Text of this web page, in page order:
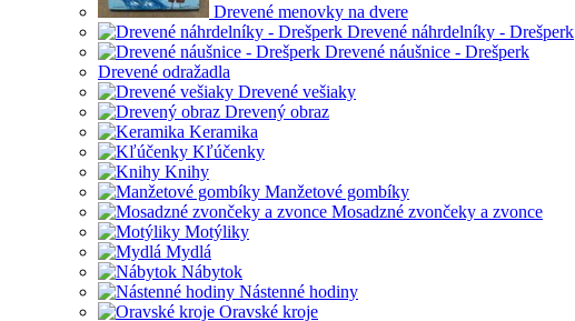
Drevené menovky na dvere
Drevené náhrdelníky - Drešperk
Drevené náušnice - Drešperk
Drevené odražadla
Drevené vešiaky
Drevený obraz
Keramika
Kľúčenky
Knihy
Manžetové gombíky
Mosadzné zvončeky a zvonce
Motýliky
Mydlá
Nábytok
Nástenné hodiny
Oravské kroje